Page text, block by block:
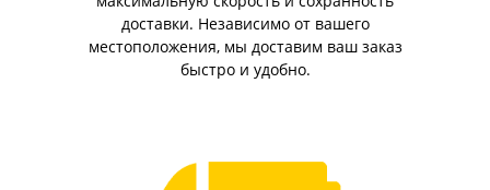
доставки. Независимо от вашего
местоположения, мы доставим ваш заказ
быстро и удобно.